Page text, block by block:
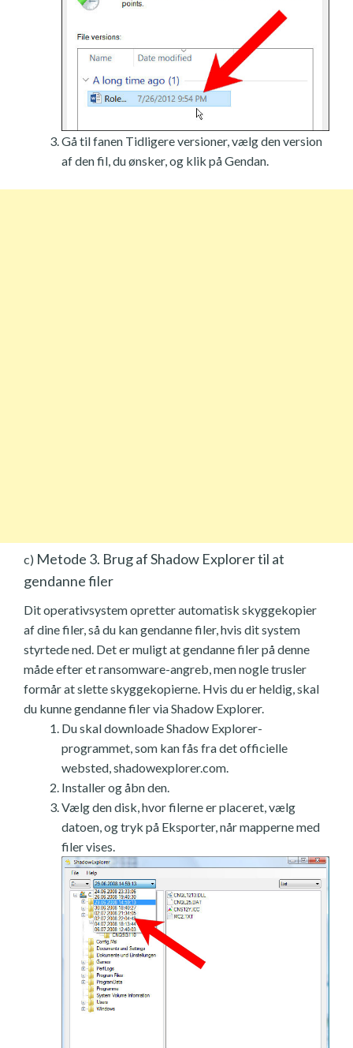
Gå til fanen Tidligere versioner, vælg den version
af den fil, du ønsker, og klik på Gendan.
c) Metode 3. Brug af Shadow Explorer til at
gendanne filer
Dit operativsystem opretter automatisk skyggekopier
af dine filer, så du kan gendanne filer, hvis dit system
styrtede ned. Det er muligt at gendanne filer på denne
måde efter et ransomware-angreb, men nogle trusler
formår at slette skyggekopierne. Hvis du er heldig, skal
du kunne gendanne filer via Shadow Explorer.
Du skal downloade Shadow Explorer-
programmet, som kan fås fra det officielle
websted, shadowexplorer.com.
Installer og åbn den.
Vælg den disk, hvor filerne er placeret, vælg
datoen, og tryk på Eksporter, når mapperne med
filer vises.